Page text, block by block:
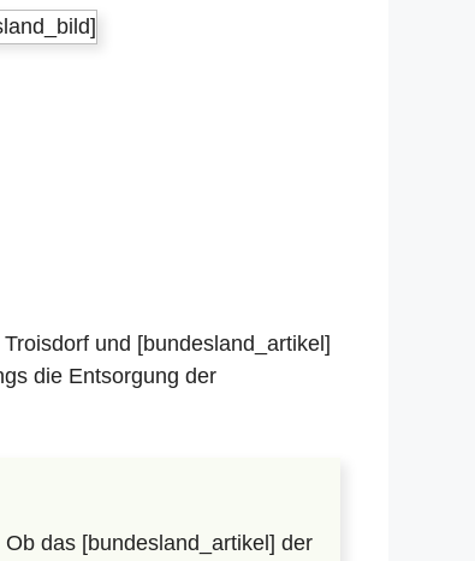
und [bundesland_artikel]
die Entsorgung der
das [bundesland_artikel] der